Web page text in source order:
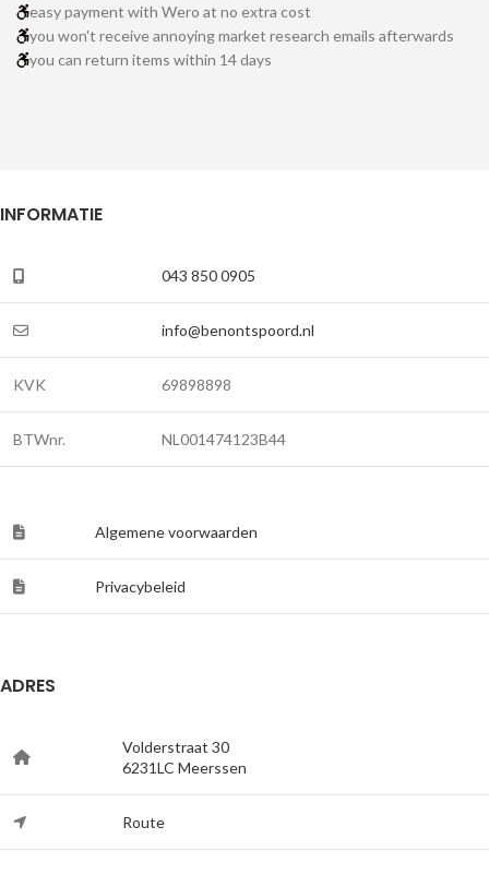
easy payment with Wero at no extra cost
you won't receive annoying market research emails afterwards
you can return items within 14 days
INFORMATIE
043 850 0905
info@benontspoord.nl
KVK 69898898
BTWnr. NL001474123B44
Algemene voorwaarden
Privacybeleid
ADRES
Volderstraat 30
6231LC Meerssen
Route